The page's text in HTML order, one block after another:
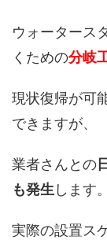
ウォータース
くための分岐
現状復帰が可
できますが、
業者さんとの
も発生 します。
実際の設置ス